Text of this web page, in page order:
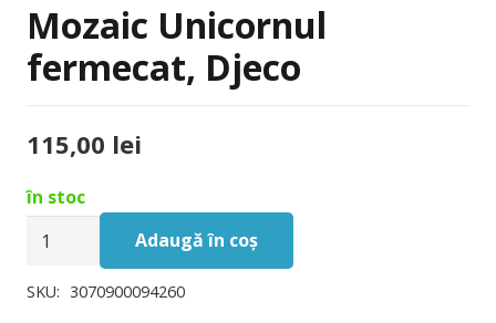
Mozaic Unicornul
fermecat, Djeco
115,00 lei
în stoc
Cantitate
Unicornul
Adaugă în coș
SKU: 3070900094260